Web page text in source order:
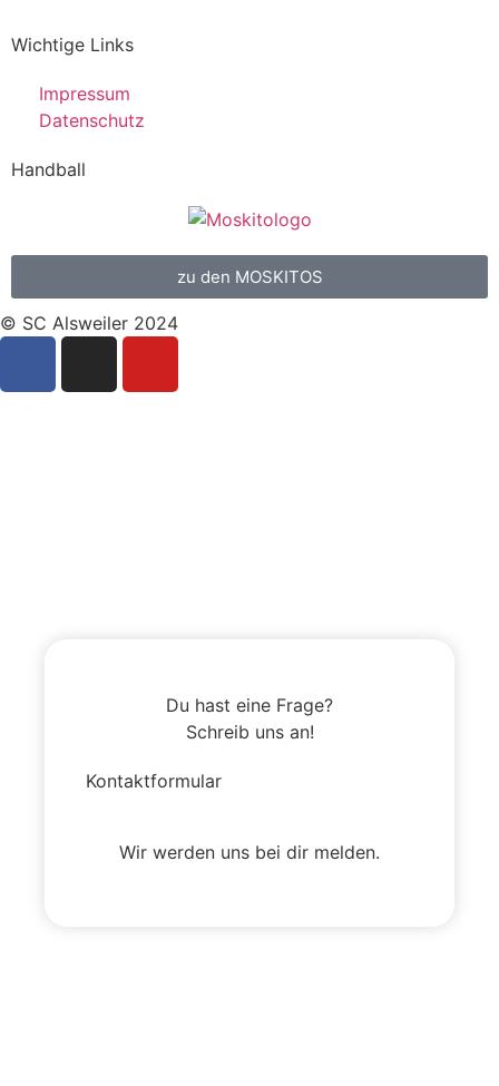
Wichtige Links
Impressum
Datenschutz
Handball
zu den MOSKITOS
© SC Alsweiler 2024
Du hast eine Frage?
Schreib uns an!
Kontaktformular
Wir werden uns bei dir melden.